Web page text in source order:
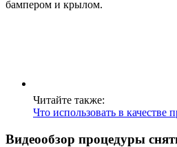
бампером и крылом.
Читайте также:
Что использовать в качестве
Видеообзор процедуры